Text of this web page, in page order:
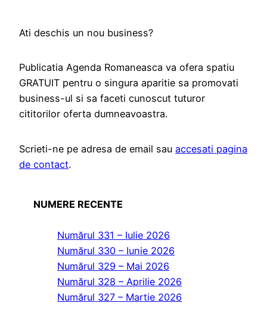
Ati deschis un nou business?
Publicatia Agenda Romaneasca va ofera spatiu
GRATUIT pentru o singura aparitie sa promovati
business-ul si sa faceti cunoscut tuturor
cititorilor oferta dumneavoastra.
Scrieti-ne pe adresa de email sau accesati pagina
de contact.
NUMERE RECENTE
Numărul 331 – Iulie 2026
Numărul 330 – Iunie 2026
Numărul 329 – Mai 2026
Numărul 328 – Aprilie 2026
Numărul 327 – Martie 2026